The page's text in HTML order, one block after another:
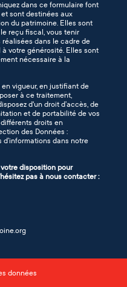
dans ce formulaire font
et sont destinées aux
du patrimoine. Elles sont
reçu fiscal, vous tenir
dans le cadre de
votre générosité. Elles sont
nécessaire à la
vigueur, en justifiant de
à ce traitement,
d'un droit d’accès, de
et de portabilité de vos
droits en
des Données :
d’informations dans notre
disposition pour
pas à nous contacter :
données